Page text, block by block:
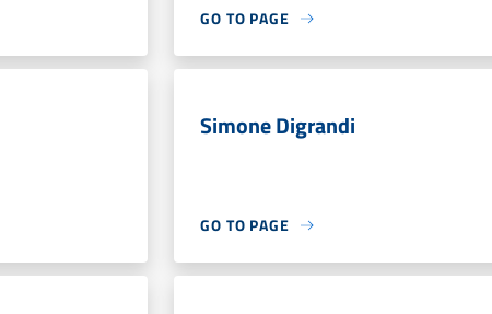
GO TO PAGE
Simone Digrandi
GO TO PAGE